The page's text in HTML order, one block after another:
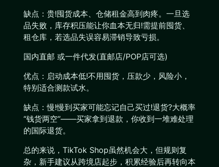
缺点：贵!囤货成本、仓储租金高到肉疼。一旦选
品失败，库存积压能让你血本无归!需提前囤货、
租仓库，若选品失误容易滞销导致亏损。
国内直邮 或一件代发(直邮店/POP店可选)
优点：启动成本低!不用囤货，压款少，风险小，
特别适合测款试水。
缺点：慢!慢到买家可能忘记自己买过!退货?大概率
“钱货两空”——买家拿到退款，你收到一堆难处理
的国际退货。
总的来说，TikTok Shop虽然机会大，但规则复
杂，新手建议从跨境店起步，积累经验后再转向本